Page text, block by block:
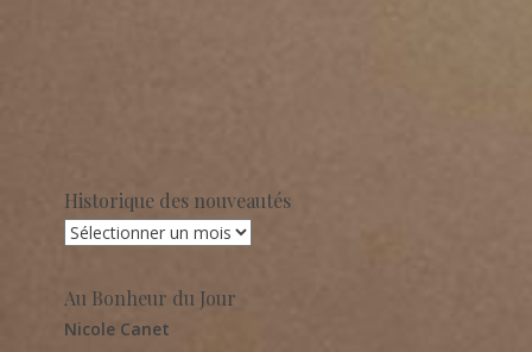
Historique des nouveautés
Historique
Au Bonheur du Jour
Nicole Canet